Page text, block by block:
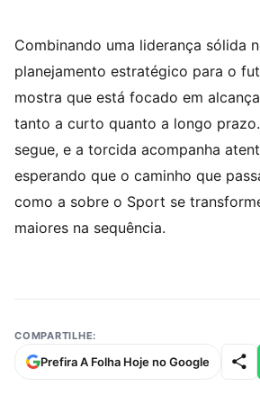
Combinando uma liderança sólida
planejamento estratégico para o
mostra que está focado em
tanto a curto quanto a longo
segue, e a torcida acompanha
esperando que o caminho que
como a sobre o Sport se
maiores na sequência.
COMPARTILHE:
Prefira A Folha Hoje no Google